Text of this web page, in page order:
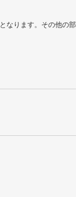
なります。その他の部